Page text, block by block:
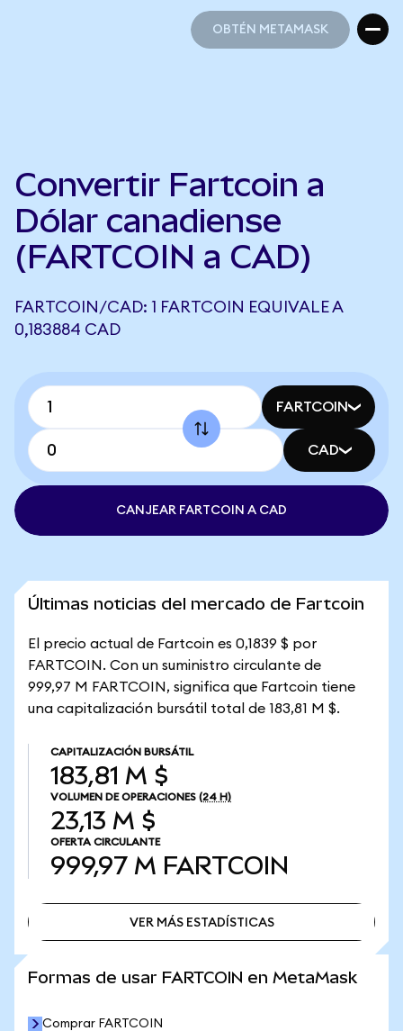
OBTÉN METAMASK
Convertir Fartcoin a
Dólar canadiense
(FARTCOIN a CAD)
FARTCOIN/CAD: 1 FARTCOIN EQUIVALE A
0,183884 CAD
FARTCOIN
CAD
CANJEAR FARTCOIN A CAD
Últimas noticias del mercado de Fartcoin
El precio actual de Fartcoin es 0,1839 $ por
FARTCOIN. Con un suministro circulante de
999,97 M FARTCOIN, significa que Fartcoin tiene
una capitalización bursátil total de 183,81 M $.
CAPITALIZACIÓN BURSÁTIL
183,81 M $
VOLUMEN DE OPERACIONES (24 H)
23,13 M $
OFERTA CIRCULANTE
999,97 M FARTCOIN
VER MÁS ESTADÍSTICAS
Formas de usar FARTCOIN en MetaMask
Comprar FARTCOIN